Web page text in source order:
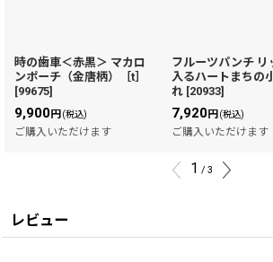
時の歯車＜赤黒＞ マカロ
ンポーチ（金唐柄）［t］
[99675]
9,900円 (税込)
ご購入いただけます
フルーツパンチ リ
入るハートまちの
れ [20933]
7,920円 (税込)
ご購入いただけます
1 / 3
レビュー